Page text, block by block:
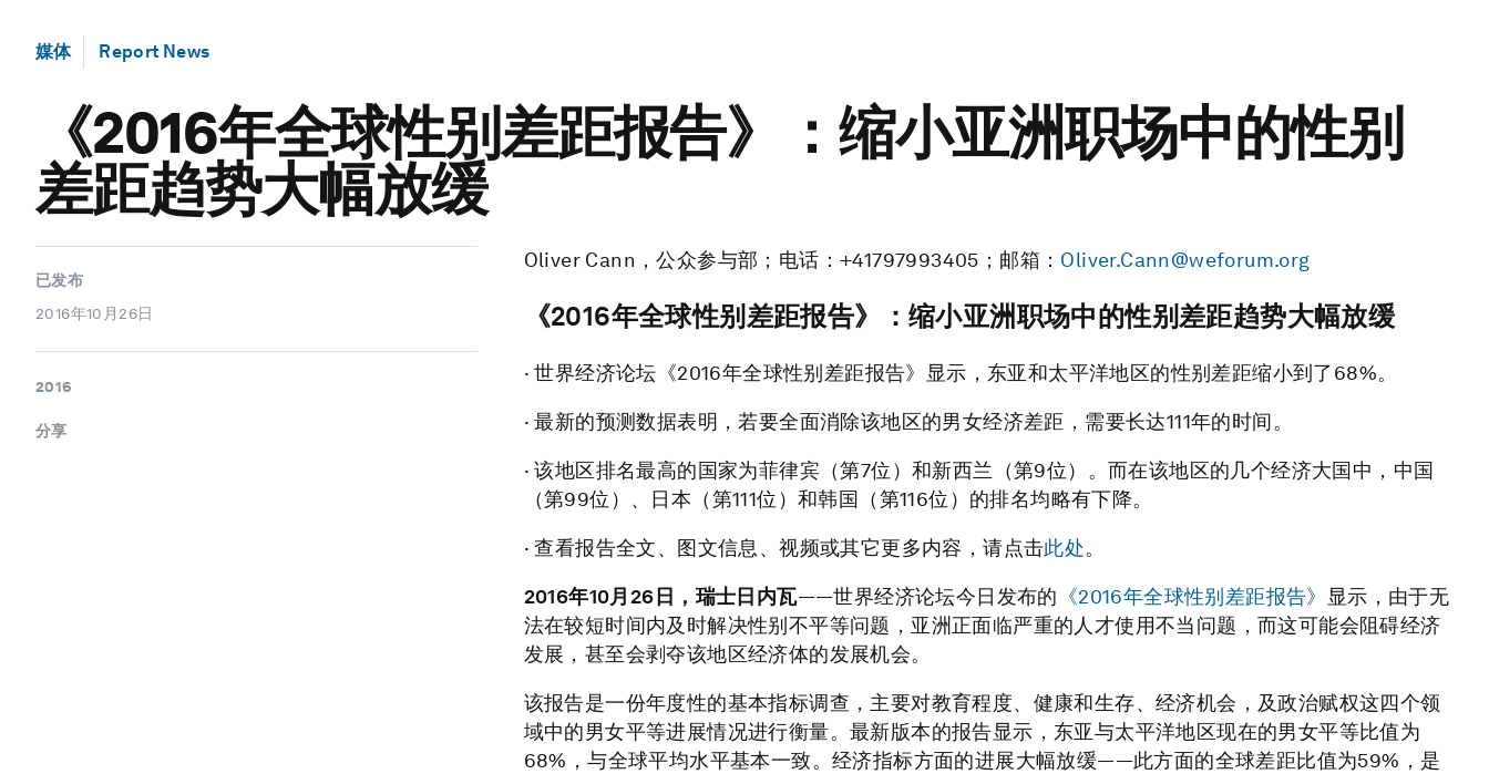
媒体 Report News
《2016年全球性别差距报告》：缩小亚洲职场中的性别
差距趋势大幅放缓
已发布
2016年10月26日
2016
分享
Oliver Cann，公众参与部；电话：+41797993405；邮箱： Oliver.Cann@weforum.org
《2016年全球性别差距报告》：缩小亚洲职场中的性别差距趋势大幅放缓
· 世界经济论坛《2016年全球性别差距报告》显示，东亚和太平洋地区的性别差距缩小到了68%。
· 最新的预测数据表明，若要全面消除该地区的男女经济差距，需要长达111年的时间。
· 该地区排名最高的国家为菲律宾（第7位）和新西兰（第9位）。而在该地区的几个经济大国中，中国
（第99位）、日本（第111位）和韩国（第116位）的排名均略有下降。
· 查看报告全文、图文信息、视频或其它更多内容，请点击此处。
2016年10月26日，瑞士日内瓦——世界经济论坛今日发布的 《2016年全球性别差距报告》
显示，由于无
法在较短时间内及时解决性别不平等问题，亚洲正面临严重的人才使用不当问题，而这可能会阻碍经济
发展，甚至会剥夺该地区经济体的发展机会。
该报告是一份年度性的基本指标调查，主要对教育程度、健康和生存、经济机会，及政治赋权这四个领
域中的男女平等进展情况进行衡量。最新版本的报告显示，东亚与太平洋地区现在的男女平等比值为
68%，与全球平均水平基本一致。经济指标方面的进展大幅放缓——此方面的全球差距比值为59%，是